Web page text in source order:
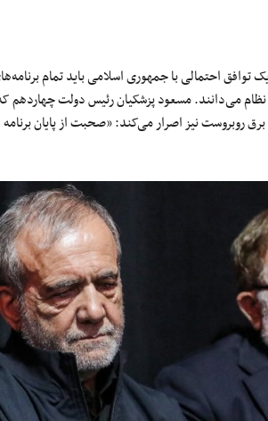
توافق احتمالی با جمهوری اسلامی باید تمام
می‌دانند. مسعود پزشکیان رئیس دولت چهاردهم که
روبروست نیز اصرار می‌کند: «صحبت از پایان